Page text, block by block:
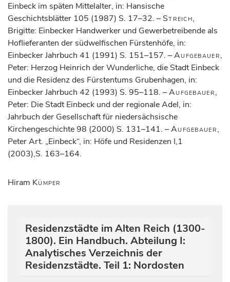
Einbeck im späten Mittelalter, in: Hansische
Geschichtsblätter 105 (1987) S. 17–32. – Streich,
Brigitte: Einbecker Handwerker und Gewerbetreibende als
Hoflieferanten der südwelfischen Fürstenhöfe, in:
Einbecker Jahrbuch 41 (1991) S. 151–157. –Aufgebauer,
Peter: Herzog Heinrich der Wunderliche, die Stadt Einbeck
und die Residenz des Fürstentums Grubenhagen, in:
Einbecker Jahrbuch 42 (1993) S. 95–118. –Aufgebauer,
Peter: Die Stadt Einbeck und der regionale Adel, in:
Jahrbuch der Gesellschaft für niedersächsische
Kirchengeschichte 98 (2000) S. 131–141. –Aufgebauer,
Peter Art. „Einbeck“, in: Höfe und Residenzen I,1
(2003),S. 163–164.
Hiram Kümper
Residenzstädte im Alten Reich (1300-
1800). Ein Handbuch. Abteilung I:
Analytisches Verzeichnis der
Residenzstädte. Teil 1: Nordosten